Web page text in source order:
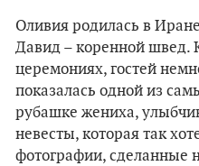
Оливия родилась в
Давид – коренной швед.
церемониях, гостей
показалась одной из
рубашке жениха,
невесты, которая так
фотографии, сделанные